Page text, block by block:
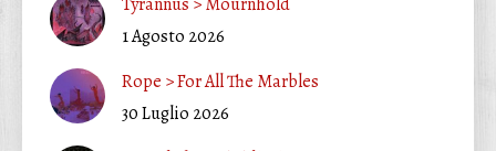
1 Agosto 2026
Rope > For All The Marbles
30 Luglio 2026